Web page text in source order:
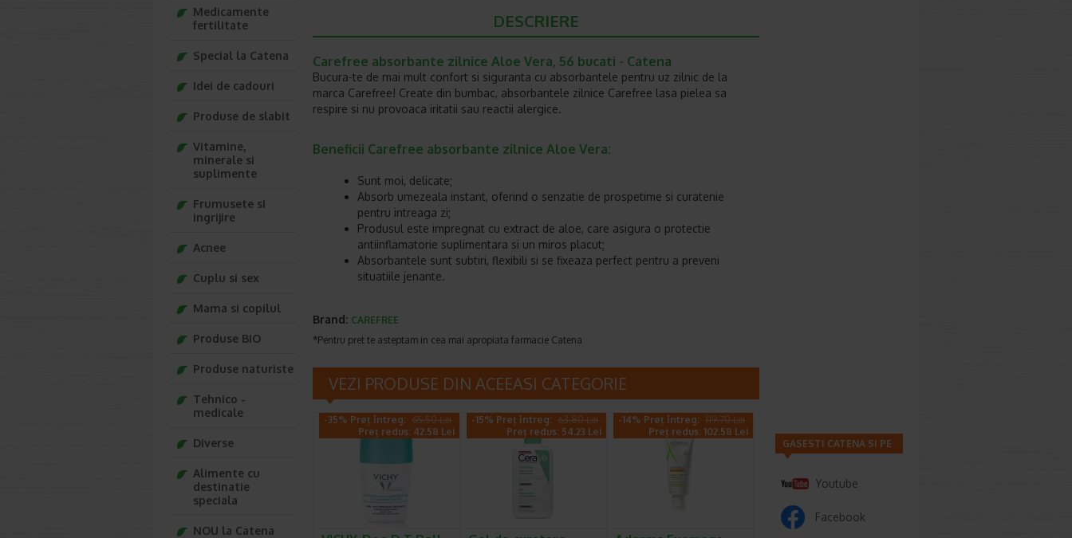
DESCRIERE
Carefree absorbante zilnice Aloe Vera, 56 bucati - Catena
Bucura-te de mai mult confort si siguranta cu absorbantele pentru uz zilnic de la
marca Carefree! Create din bumbac, absorbantele zilnice Carefree lasa pielea sa
respire si nu provoaca iritatii sau reactii alergice.
Beneficii Carefree absorbante zilnice Aloe Vera:
Sunt moi, delicate;
Absorb umezeala instant, oferind o senzatie de prospetime si curatenie
pentru intreaga zi;
Produsul este impregnat cu extract de aloe, care asigura o protectie
antiinflamatorie suplimentara si un miros placut;
Absorbantele sunt subtiri, flexibili si se fixeaza perfect pentru a preveni
situatiile jenante.
Brand: CAREFREE
*Pentru pret te asteptam in cea mai apropiata farmacie Catena
VEZI PRODUSE DIN ACEEASI CATEGORIE
-35% Preț întreg: 65.50 Lei
Preț redus: 42.58 Lei
-15% Preț întreg: 63.80 Lei
Preț redus: 54.23 Lei
-14% Preț întreg: 119.70 Lei
Preț redus: 102.58 Lei
Medicamente
fertilitate
Special la Catena
Idei de cadouri
Produse de slabit
Vitamine,
minerale si
suplimente
Frumusete si
ingrijire
Acnee
Cuplu si sex
Mama si copilul
Produse BIO
Produse naturiste
Tehnico -
medicale
Diverse
Alimente cu
destinatie
speciala
NOU la Catena
GASESTI CATENA SI PE
Youtube
Facebook